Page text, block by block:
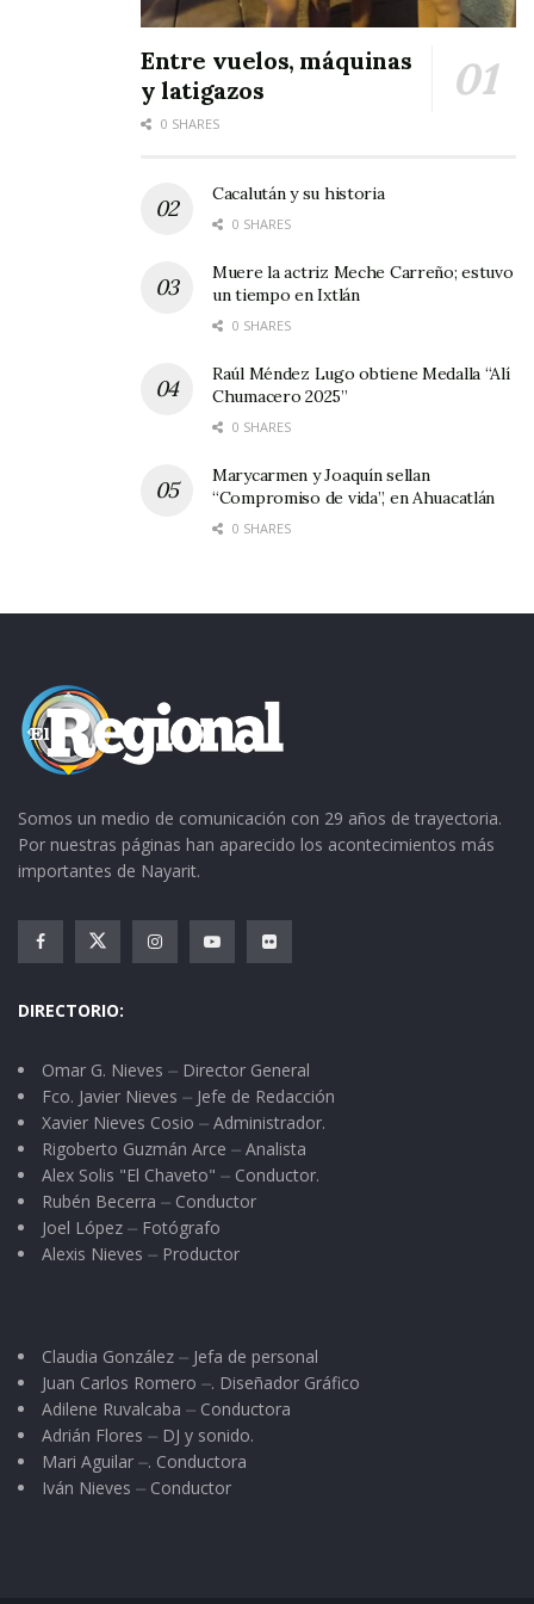
cierto que hay algunos problemitas, tiene
que haber en todos lados, pero en
Nayarit qué bueno que eso ya esté
cambiando”.
En cuanto a
informó que se está preparando para lanzarla
en febrero o marzo del próximo año. Agradeció
“He ido a varias cabalgatas. Yo estaba en
descanso, y entonces me enteré de que
iba a ver esto, y pues como me gustan los
caballos, me gusta el mitote, vámonos…”
Entre vuelos, máquinas
y latigazos
0 SHARES
Cacalután y su historia
0 SHARES
Muere la actriz Meche Carreño; estuvo
un tiempo en Ixtlán
0 SHARES
Raúl Méndez Lugo obtiene Medalla “Alí
Chumacero 2025”
0 SHARES
Marycarmen y Joaquín sellan
“Compromiso de vida”, en Ahuacatlán
0 SHARES
Somos un medio de comunicación con 29 años de trayectoria.
Por nuestras páginas han aparecido los acontecimientos más
importantes de Nayarit.
DIRECTORIO:
Omar G. Nieves ⏤ Director General
Fco. Javier Nieves ⏤ Jefe de Redacción
Xavier Nieves Cosio ⏤ Administrador.
Rigoberto Guzmán Arce ⏤ Analista
Alex Solis "El Chaveto" ⏤ Conductor.
Rubén Becerra ⏤ Conductor
Joel López ⏤ Fotógrafo
Alexis Nieves ⏤ Productor
Claudia González ⏤ Jefa de personal
Juan Carlos Romero ⏤. Diseñador Gráfico
Adilene Ruvalcaba ⏤ Conductora
Adrián Flores ⏤ DJ y sonido.
Mari Aguilar ⏤. Conductora
Iván Nieves ⏤ Conductor